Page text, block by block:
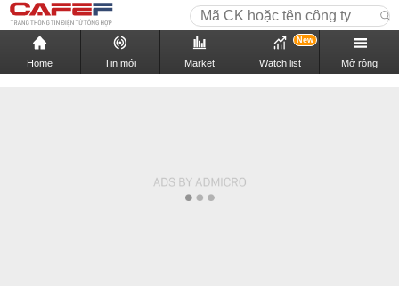
Home Tin mới Market Watch list
New
Mở rộng